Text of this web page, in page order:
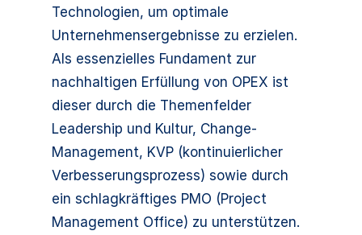
Technologien, um optimale
Unternehmensergebnisse zu erzielen.
Als essenzielles Fundament zur
nachhaltigen Erfüllung von OPEX ist
dieser durch die Themenfelder
Leadership und Kultur, Change-
Management, KVP (kontinuierlicher
Verbesserungsprozess) sowie durch
ein schlagkräftiges PMO (Project
Management Office) zu unterstützen.